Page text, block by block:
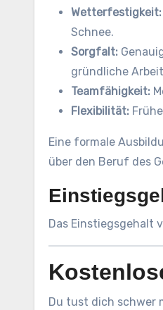
Wetterfestigkeit:
Schnee.
Sorgfalt:
gründliche
Teamfähigkeit:
Flexibilität:
Eine formale
über den Beruf des
Das Einstiegsgehalt
Du tust dich schwer